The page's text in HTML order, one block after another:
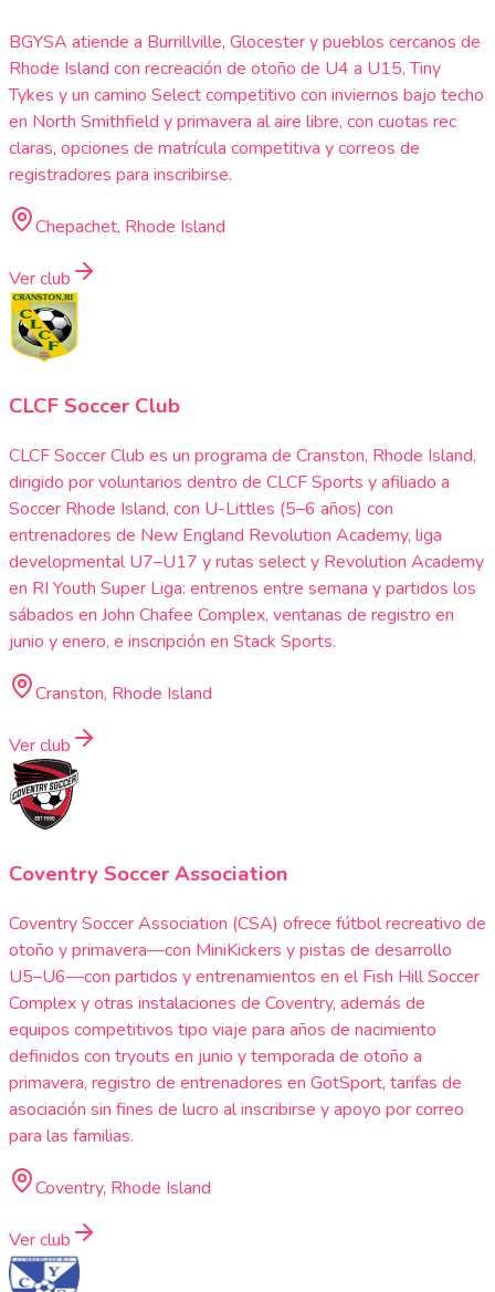
BGYSA atiende a Burrillville, Glocester y pueblos cercanos de
Rhode Island con recreación de otoño de U4 a U15, Tiny
Tykes y un camino Select competitivo con inviernos bajo techo
en North Smithfield y primavera al aire libre, con cuotas rec
claras, opciones de matrícula competitiva y correos de
registradores para inscribirse.
Chepachet, Rhode Island
Ver club
CLCF Soccer Club
CLCF Soccer Club es un programa de Cranston, Rhode Island,
dirigido por voluntarios dentro de CLCF Sports y afiliado a
Soccer Rhode Island, con U-Littles (5–6 años) con
entrenadores de New England Revolution Academy, liga
developmental U7–U17 y rutas select y Revolution Academy
en RI Youth Super Liga: entrenos entre semana y partidos los
sábados en John Chafee Complex, ventanas de registro en
junio y enero, e inscripción en Stack Sports.
Cranston, Rhode Island
Ver club
Coventry Soccer Association
Coventry Soccer Association (CSA) ofrece fútbol recreativo de
otoño y primavera—con MiniKickers y pistas de desarrollo
U5–U6—con partidos y entrenamientos en el Fish Hill Soccer
Complex y otras instalaciones de Coventry, además de
equipos competitivos tipo viaje para años de nacimiento
definidos con tryouts en junio y temporada de otoño a
primavera, registro de entrenadores en GotSport, tarifas de
asociación sin fines de lucro al inscribirse y apoyo por correo
para las familias.
Coventry, Rhode Island
Ver club